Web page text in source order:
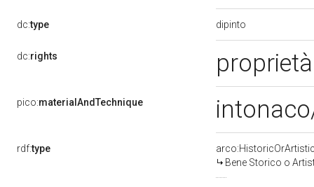
dc:type dipinto
dc:rights
pico:materialAndTechnique
rdf:type
Bene Storico o